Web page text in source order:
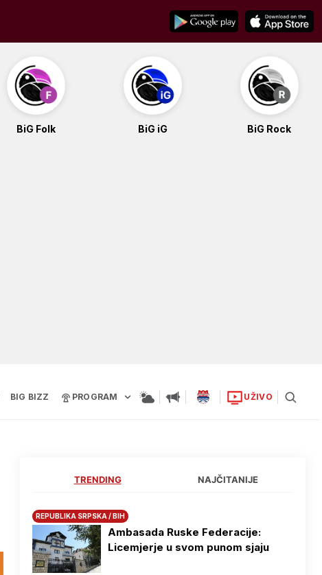
BiG Folk BiG iG BiG Rock
BIG BIZZ PROGRAM UŽIVO
TRENDING NAJČITANIJE
REPUBLIKA SRPSKA / BIH
Ambasada Ruske Federacije:
Licemjerje u svom punom sjaju